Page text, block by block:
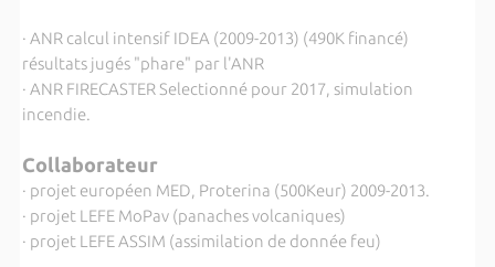
· ANR calcul intensif IDEA (2009-2013) (490K financé)
résultats jugés "phare" par l'ANR
· ANR FIRECASTER Selectionné pour 2017, simulation
incendie.
Collaborateur
· projet européen MED, Proterina (500Keur) 2009-2013.
· projet LEFE MoPav (panaches volcaniques)
· projet LEFE ASSIM (assimilation de donnée feu)